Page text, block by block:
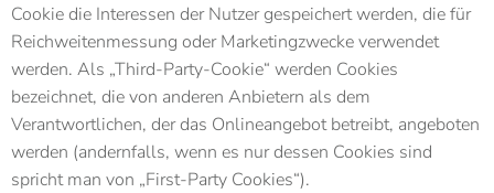
Cookie die Interessen der Nutzer gespeichert werden, die für
Reichweitenmessung oder Marketingzwecke verwendet
werden. Als „Third-Party-Cookie“ werden Cookies
bezeichnet, die von anderen Anbietern als dem
Verantwortlichen, der das Onlineangebot betreibt, angeboten
werden (andernfalls, wenn es nur dessen Cookies sind
spricht man von „First-Party Cookies“).